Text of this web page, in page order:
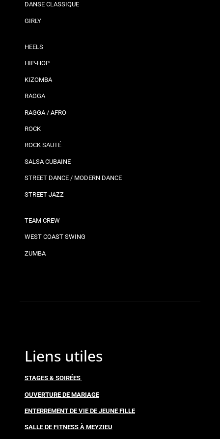
DANSE CLASSIQUE
GIRLY
HEELS
HIP-HOP
KIZOMBA
RAGGA
RAGGA / AFRO
ROCK
ROCK SAUTÉ
SALSA CUBAINE
STREET DANCE / MODERN DANCE
STREET JAZZ
TEAM CREW
WEST COAST SWING
ZUMBA
Liens utiles
STAGES & SOIRÉES
OUVERTURE DE MARIAGE
ENTERREMENT DE VIE DE JEUNE FILLE
SALLE DE FITNESS À MEYZIEU